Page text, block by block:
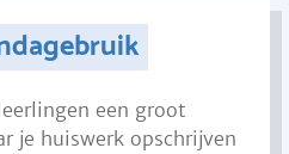
een groot
je huiswerk opschrijven